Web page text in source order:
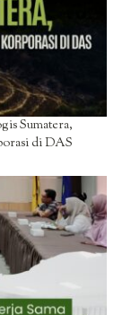
Sumatera,
di DAS